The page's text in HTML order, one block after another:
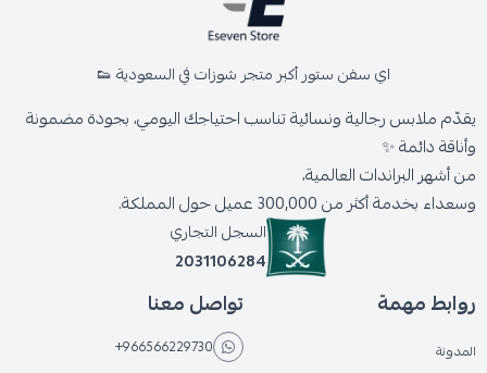
اي سفن ستور أكبر متجر شوزات في السعودية 👟
يقدّم ملابس رجالية ونسائية تناسب احتياجك اليومي، بجودة مضمونة
وأناقة دائمة ✨
من أشهر البراندات العالمية،
وسعداء بخدمة أكثر من 300,000 عميل حول المملكة.
السجل التجاري
2031106284
روابط مهمة
المدونة
تواصل معنا
+966566229730